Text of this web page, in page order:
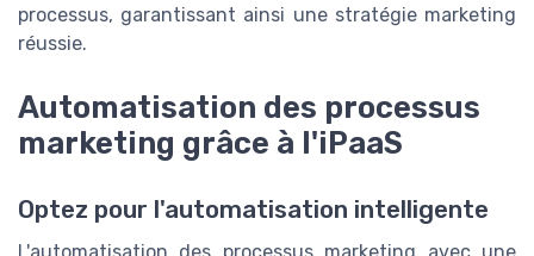
processus, garantissant ainsi une stratégie marketing
réussie.
Automatisation des processus
marketing grâce à l'iPaaS
Optez pour l'automatisation intelligente